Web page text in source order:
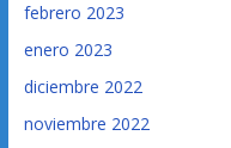
febrero 2023
enero 2023
diciembre 2022
noviembre 2022